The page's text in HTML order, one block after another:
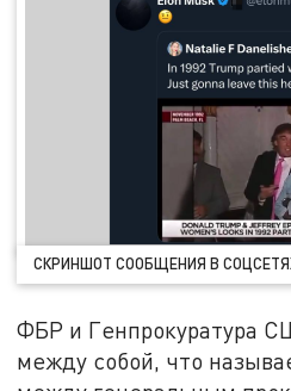
СКРИНШОТ СООБЩЕНИЯ В
ФБР и Генпрокуратура
между собой, что